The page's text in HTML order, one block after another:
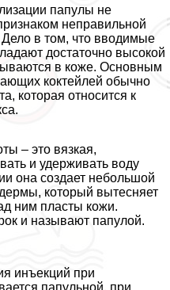
папулы не
неправильной
в том, что вводимые
достаточно высокой
в коже. Основным
коктейлей обычно
которая относится к
– это вязкая,
и удерживать воду
она создает небольшой
который вытесняет
ним пласты кожи.
и называют папулой.
инъекций при
папульной, при